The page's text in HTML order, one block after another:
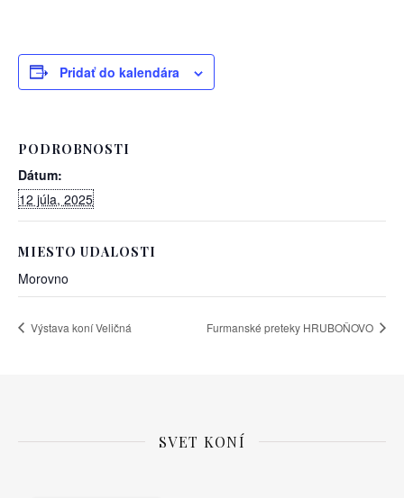
Pridať do kalendára
PODROBNOSTI
Dátum:
12 júla, 2025
MIESTO UDALOSTI
Morovno
Výstava koní Veličná Furmanské preteky HRUBOŇOVO
SVET KONÍ